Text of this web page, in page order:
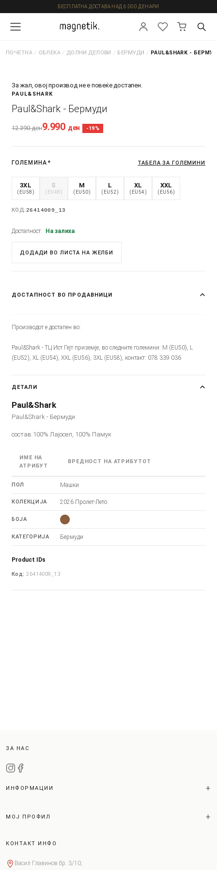
БЕСПЛАТНА ДОСТАВА НАД 6.000 ДЕНАРИ
ПОЧЕТНА / ОБЛЕКА / ДОЛНИ ДЕЛОВИ / БЕРМУДИ / PAUL&SHARK -
За жал, овој производ не е повеќе достапен.
PAUL&SHARK
Paul&Shark - Бермуди
12.390ден9.990 ден -19%
ГОЛЕМИНА * ТАБЕЛА ЗА ГОЛЕМИНИ
3XL
(EU58)
S
(EU48)
M
(EU50)
L
(EU52)
XL
(EU54)
XXL
(EU56)
КОД:26414009_13
Достапност: На залиха
ДОДАДИ ВО ЛИСТА НА ЖЕЛБИ
ДОСТАПНОСТ ВО ПРОДАВНИЦИ
Производот е достапен во:
Paul&Shark - ТЦ Ист Гејт приземје, во следните големини: M (EU50), L
(EU52), XL (EU54), XXL (EU56), 3XL (EU58), контакт: 078 339 036
ДЕТАЛИ
Paul&Shark
Paul&Shark - Бермуди
состав:100% Лајосел, 100% Памук
ИМЕ НА
АТРИБУТ
ВРЕДНОСТ НА АТРИБУТОТ
ПОЛ Машки
КОЛЕКЦИЈА 2026 Пролет-Лето
БОЈА
КАТЕГОРИЈА Бермуди
Product IDs
Код: 26414009_13
ЗА НАС
ИНФОРМАЦИИ
МОЈ ПРОФИЛ
КОНТАКТ ИНФО
Васил Главинов бр. 3/10,